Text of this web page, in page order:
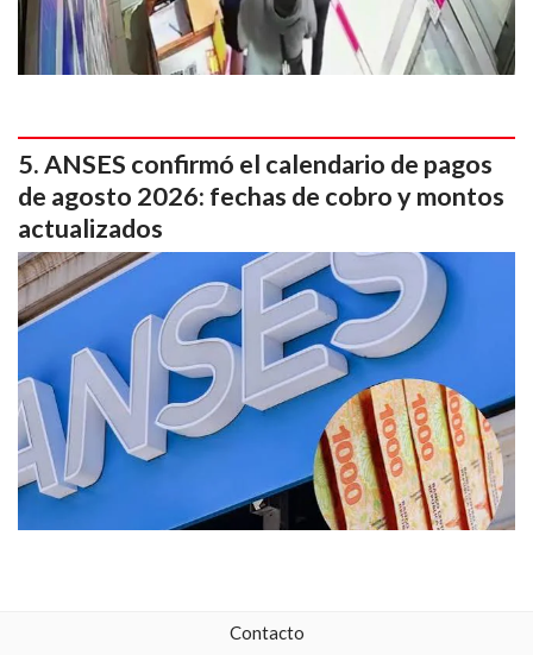
ANSES confirmó el calendario de pagos
de agosto 2026: fechas de cobro y montos
actualizados
Contacto